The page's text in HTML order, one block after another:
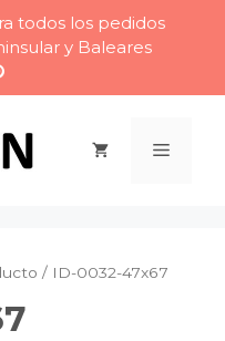
todos los pedidos
y Baleares
Menú
/ ID-0032-47x67